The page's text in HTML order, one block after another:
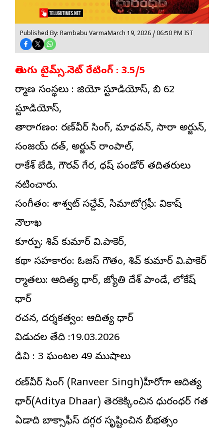
Published By: Rambabu VarmaMarch 19, 2026 / 06:50 PM IST
తెలుగు టైమ్స్.నెట్ రేటింగ్ : 3.5/5
నిర్మాణ సంస్థలు : జియో స్టూడియోస్, బి 62
స్టూడియోస్,
తారాగణం: రణ్‌వీర్ సింగ్, మాధవన్, సారా అర్జున్,
సంజయ్ దత్, అర్జున్ రాంపాల్,
రాకేశ్ బేడి, గౌరవ్ గేర, ధనిష్ పండోర్ తదితరులు
నటించారు.
సంగీతం: శాశ్వట్ సచ్డేవ్, సినిమాటోగ్రఫీ: వికాష్
నౌలాఖ
కూర్పు: శివ్ కుమార్ వి.పానికెర్,
కథా సహకారం: ఓజస్ గౌతం, శివ్ కుమార్ వి.పానికెర్
నిర్మాతలు: ఆదిత్య ధార్, జ్యోతి దేశ్ పాండే, లోకేష్
ధార్
రచన, దర్శకత్వం: ఆదిత్య ధార్
విడుదల తేది :19.03.2026
నిడివి : 3 ఘంటల 49 నిముషాలు
రణ్‌వీర్ సింగ్ (Ranveer Singh)హీరోగా ఆదిత్య
ధార్(Aditya Dhaar) తెరకెక్కించిన ధురంధర్ గత
ఏడాది బాక్సాఫీస్ దగ్గర సృష్టించిన బీభత్సం